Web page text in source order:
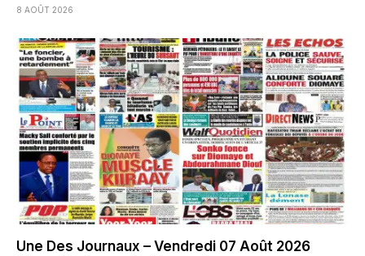
8 AOÛT 2026
Une Des Journaux – Vendredi 07 Août 2026